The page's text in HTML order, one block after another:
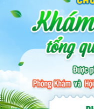
PHỤ KHOA
BỆNH HẬU MÔN
BỆNH XÃ HỘI